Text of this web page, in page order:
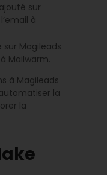
sur
à
Magileads
Mailwarm.
à Magileads
la
la